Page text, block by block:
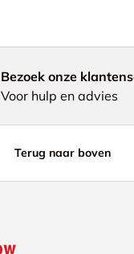
Bezoek onze
Voor hulp en advies
Terug naar boven